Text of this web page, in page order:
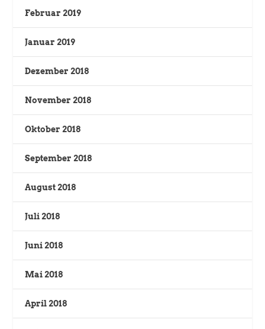
Februar 2019
Januar 2019
Dezember 2018
November 2018
Oktober 2018
September 2018
August 2018
Juli 2018
Juni 2018
Mai 2018
April 2018